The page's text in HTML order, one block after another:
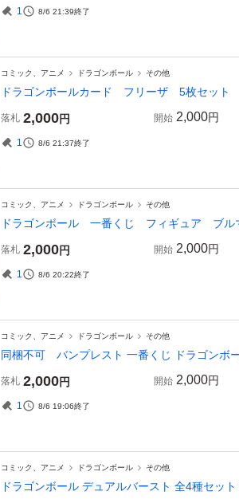
1 8/6 21:39終了
コミック、アニメ ドラゴンボール その他
ドラゴンボールカード フリーザ 5枚セ
落札 2,000円 開始 2,000円
1 8/6 21:37終了
コミック、アニメ ドラゴンボール その他
ドラゴンボール 一番くじ フィギュア ブル
落札 2,000円 開始 2,000円
1 8/6 20:22終了
コミック、アニメ ドラゴンボール その他
同梱不可 バンプレスト 一番くじ ドラゴンボ
落札 2,000円 開始 2,000円
1 8/6 19:06終了
コミック、アニメ ドラゴンボール その他
ドラゴンボール デュアルバースト 全4種セッ